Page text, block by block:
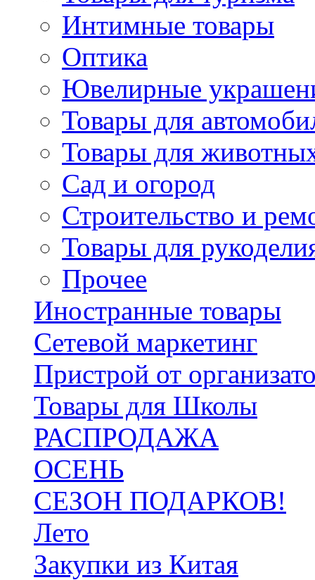
Интимные товары
Оптика
Ювелирные
Товары для
Товары для
Сад и огород
Строительство и
Товары для
Прочее
Иностранные товары
Сетевой маркетинг
Пристрой от
Товары для Школы
РАСПРОДАЖА
ОСЕНЬ
СЕЗОН ПОДАРКОВ!
Лето
Закупки из Китая